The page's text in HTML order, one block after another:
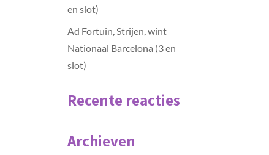
en slot)
Ad Fortuin, Strijen, wint
Nationaal Barcelona (3 en
slot)
Recente reacties
Archieven